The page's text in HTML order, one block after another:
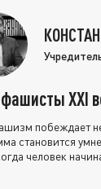
XXI
побеждает
становится
человек